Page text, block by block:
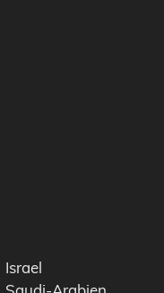
Israel